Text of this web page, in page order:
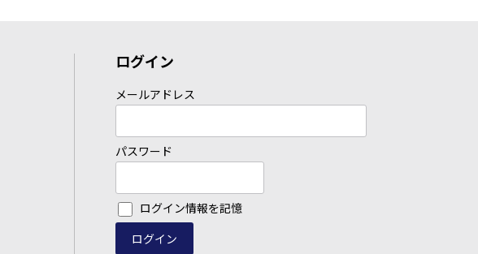
ログイン
メールアドレス
パスワード
ログイン情報を記憶